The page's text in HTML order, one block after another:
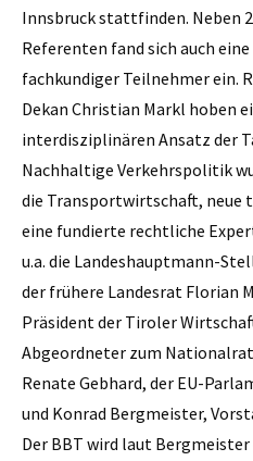
Innsbruck stattfinden. Neben
Referenten fand sich auch
fachkundiger Teilnehmer ein.
Dekan Christian Markl hoben
interdisziplinären Ansatz der
Nachhaltige Verkehrspolitik
die Transportwirtschaft, neue
eine fundierte rechtliche
u.a. die Landeshauptmann-
der frühere Landesrat Florian
Präsident der Tiroler
Abgeordneter zum
Renate Gebhard, der EU-
und Konrad Bergmeister,
Der BBT wird laut Bergmeister